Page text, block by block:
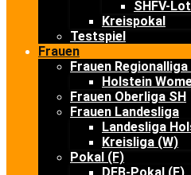
SHFV-
Kreispokal
Testspiel
Frauen
Frauen
Holstein
Frauen Oberliga SH
Frauen Landesliga
Landesliga
Kreisliga (W)
Pokal (F)